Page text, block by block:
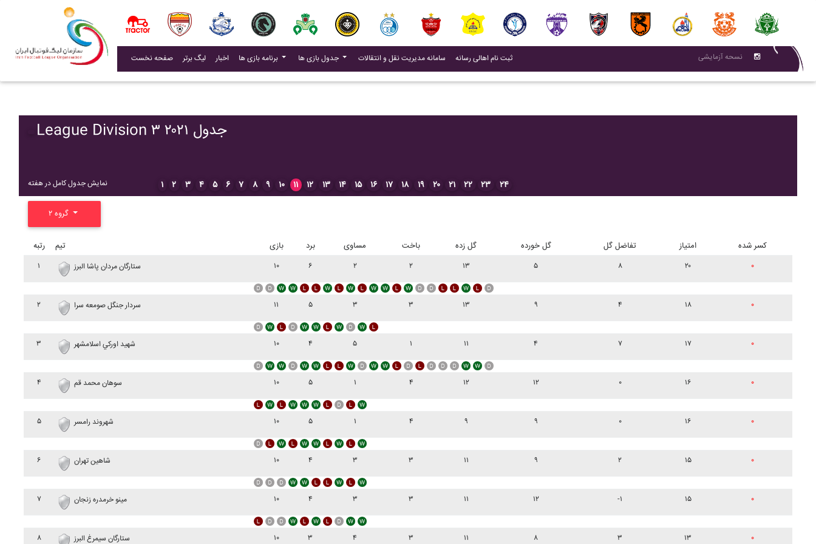
صفحه نخست لیگ برتر اخبار(current) برنامه بازی ها جدول بازی ها سامانه مدیریت نقل و انتقالات (current)
ثبت نام اهالی رسانه(current) نسحه آزمایشی
League Division ۳ ۲۰۲۱ جدول
نمایش جدول کامل در هفته ۱ ۲ ۳ ۴ ۵ ۶ ۷ ۸ ۹ ۱۰ ۱۱ ۱۲ ۱۳ ۱۴ ۱۵ ۱۶ ۱۷ ۱۸ ۱۹ ۲۰ ۲۱ ۲۲ ۲۳ ۲۴
رتبه تیم بازی برد مساوی باخت گل زده گل خورده تفاضل گل امتیاز کسر شده
۱ ستارگان مردان پاشا البرز ۱۰ ۶ ۲ ۲ ۱۳ ۵ ۸ ۲۰ ۰
۲ سردار جنگل صومعه سرا ۱۱ ۵ ۳ ۳ ۱۳ ۹ ۴ ۱۸ ۰
۳ شهيد اورکي اسلامشهر ۱۰ ۴ ۵ ۱ ۱۱ ۴ ۷ ۱۷ ۰
۴ سوهان محمد قم ۱۰ ۵ ۱ ۴ ۱۲ ۱۲ ۰ ۱۶ ۰
۵ شهروند رامسر ۱۰ ۵ ۱ ۴ ۹ ۹ ۰ ۱۶ ۰
۶ شاهين تهران ۱۰ ۴ ۳ ۳ ۱۱ ۹ ۲ ۱۵ ۰
۷ مينو خرمدره زنجان ۱۰ ۴ ۳ ۳ ۱۱ ۱۲ -۱ ۱۵ ۰
۸ ستارگان سيمرغ البرز ۱۰ ۳ ۴ ۳ ۱۱ ۸ ۳ ۱۳ ۰